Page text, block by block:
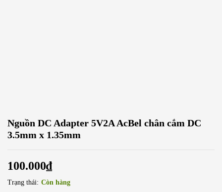
Nguồn DC Adapter 5V2A AcBel chân cắm DC
3.5mm x 1.35mm
100.000₫
Trạng thái: Còn hàng